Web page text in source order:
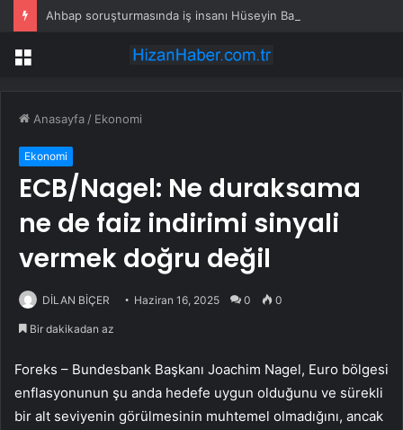
Menü
Anasayfa / Ekonomi
Ekonomi
ECB/Nagel: Ne duraksama
ne de faiz indirimi sinyali
vermek doğru değil
DİLAN BİÇER Haziran 16, 2025 0 0
Bir dakikadan az
Foreks – Bundesbank Başkanı Joachim Nagel, Euro bölgesi
enflasyonunun şu anda hedefe uygun olduğunu ve sürekli
bir alt seviyenin görülmesinin muhtemel olmadığını, ancak